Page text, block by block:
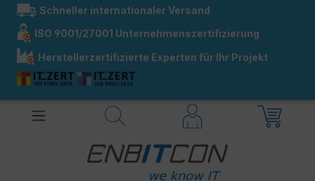
springen
Schneller internationaler Versand
ISO 9001/27001 Unternehmenszertifizierung
Herstellerzertifizierte Experten für Ihr Projekt